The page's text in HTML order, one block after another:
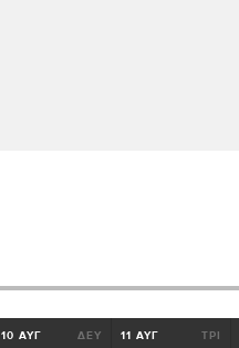
10 ΑΥΓ ΔΕΥ 11 ΑΥΓ ΤΡΙ